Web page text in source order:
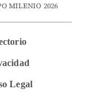
MILENIO 2026
Legal